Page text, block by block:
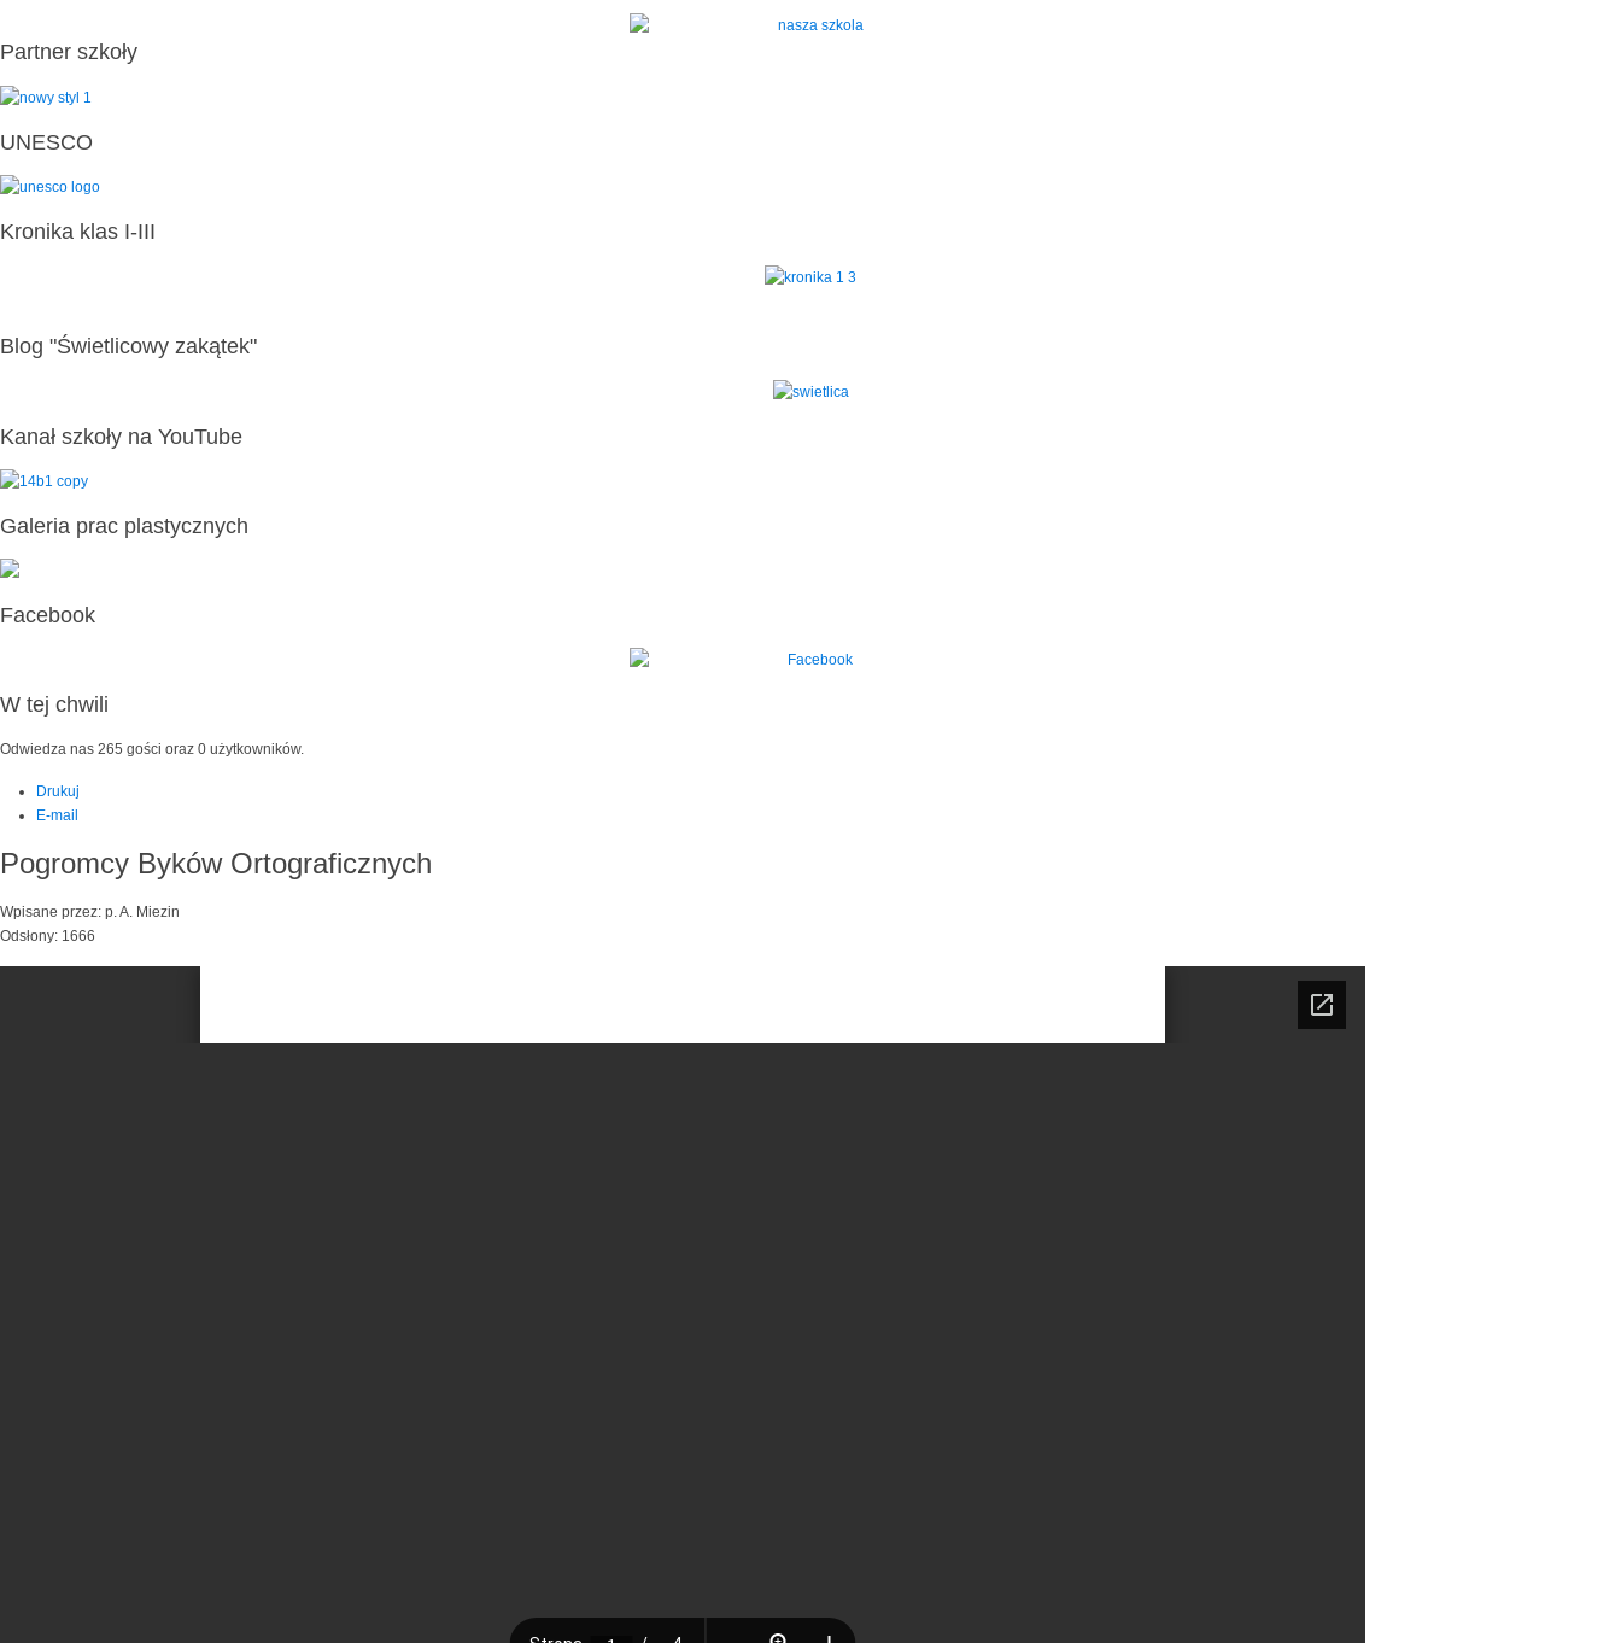
Partner szkoły
UNESCO
Kronika klas I-III
Blog "Świetlicowy zakątek"
Kanał szkoły na YouTube
Galeria prac plastycznych
Facebook
W tej chwili
Odwiedza nas 265 gości oraz 0 użytkowników.
Drukuj
E-mail
Pogromcy Byków Ortograficznych
Wpisane przez: p. A. Miezin
Odsłony: 1666